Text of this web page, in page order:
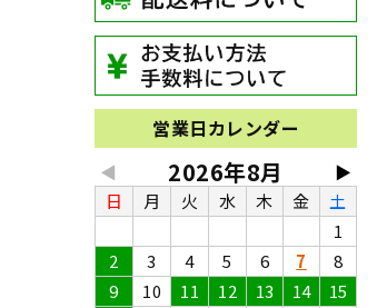
営業日カレンダー
◀ ▶
2026年8月
日 月 火 水 木 金
土
1
2
3 4 5 6 7
8
9
10 11 12 13 14
15